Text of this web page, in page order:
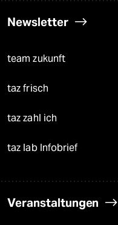
Newsletter
team zukunft
taz frisch
taz zahl ich
taz lab Infobrief
Veranstaltungen